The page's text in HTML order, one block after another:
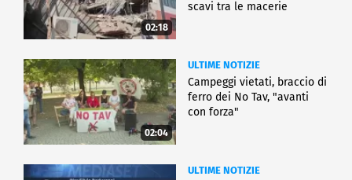
02:18
scavi tra le macerie
02:04
ULTIME NOTIZIE
Campeggi vietati, braccio di
ferro dei No Tav, "avanti
con forza"
ULTIME NOTIZIE